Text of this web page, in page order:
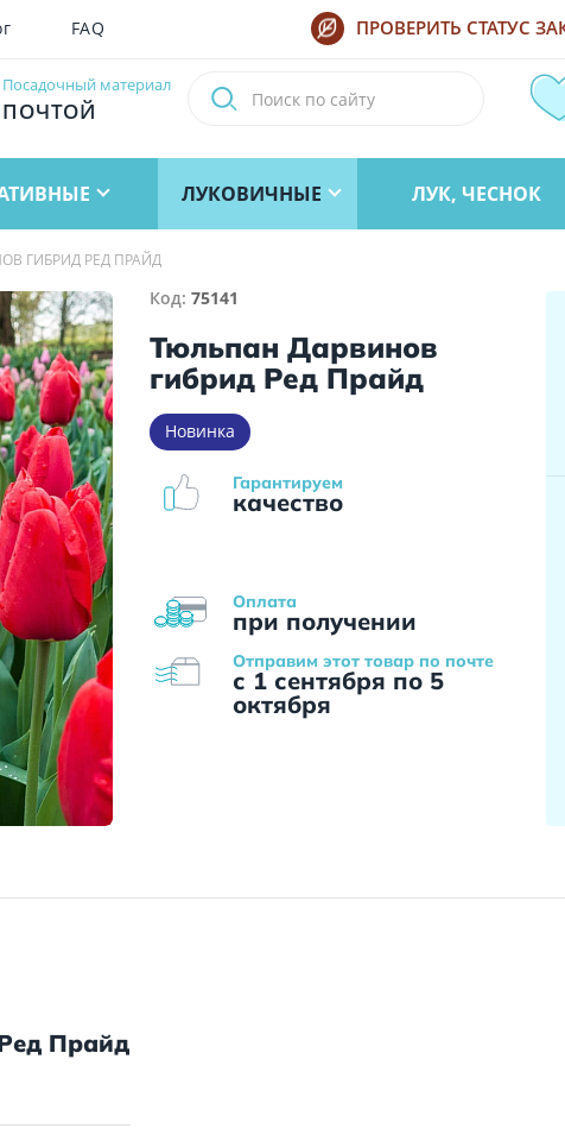
FAQ ПРОВЕРИТЬ СТАТУС
Посадочный материал
ПОЧТОЙ
ЛУКОВИЧНЫЕ ЛУК, ЧЕСНОК
ГИБРИД РЕД ПРАЙД
Код: 75141
Тюльпан Дарвинов
гибрид Ред Прайд
Новинка
Оплата
при получении
Гарантируем
качество
Отправим этот товар по почте
с 1 сентября по 5
октября
Прайд